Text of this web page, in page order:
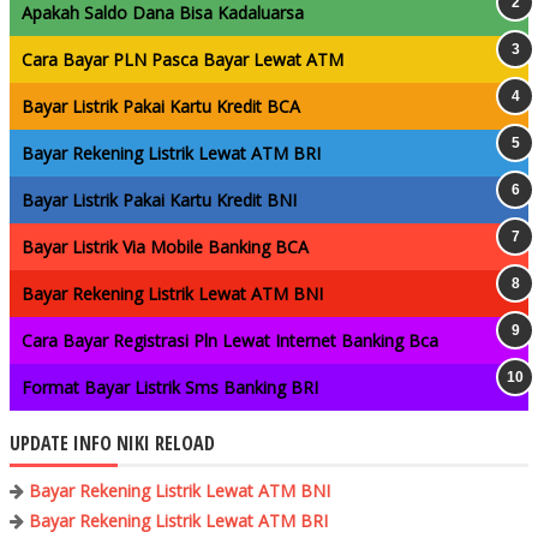
Apakah Saldo Dana Bisa Kadaluarsa
Cara Bayar PLN Pasca Bayar Lewat ATM
Bayar Listrik Pakai Kartu Kredit BCA
Bayar Rekening Listrik Lewat ATM BRI
Bayar Listrik Pakai Kartu Kredit BNI
Bayar Listrik Via Mobile Banking BCA
Bayar Rekening Listrik Lewat ATM BNI
Cara Bayar Registrasi Pln Lewat Internet Banking Bca
Format Bayar Listrik Sms Banking BRI
UPDATE INFO NIKI RELOAD
Bayar Rekening Listrik Lewat ATM BNI
Bayar Rekening Listrik Lewat ATM BRI